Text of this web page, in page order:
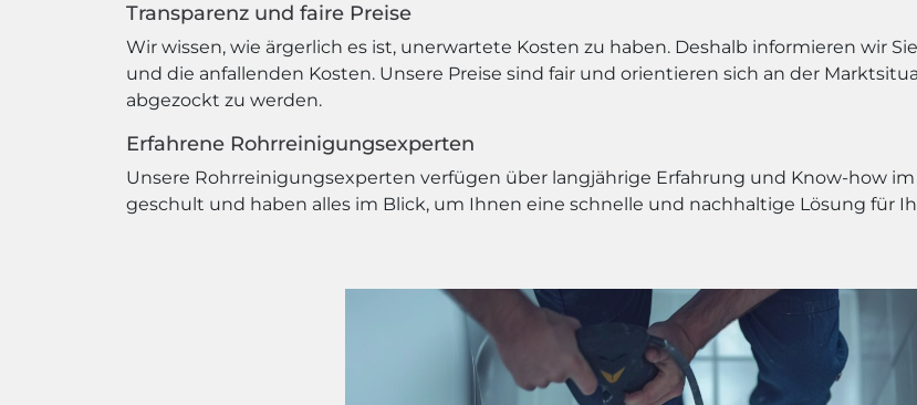
Transparenz und faire Preise
Wir wissen, wie ärgerlich es ist, unerwartete Kosten zu haben. Deshalb informieren wir
und die anfallenden Kosten. Unsere Preise sind fair und orientieren sich an der
abgezockt zu werden.
Erfahrene Rohrreinigungsexperten
Unsere Rohrreinigungsexperten verfügen über langjährige Erfahrung und Know-how
geschult und haben alles im Blick, um Ihnen eine schnelle und nachhaltige Lösung für